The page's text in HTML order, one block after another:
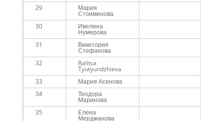
29
Мария
Стоименова
30 Ивелина
Нумерова
31 Викитория
Стефанова
32 Ralitsa
Tyutyundzhieva
33 Мария Асенова
34
Теодора
Маринова
35 Елена
Мерджанова